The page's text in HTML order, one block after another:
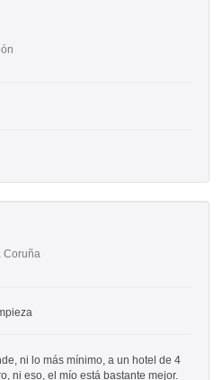
Coruña
ni lo más mínimo, a un hotel de 4
ni eso, el mío está bastante mejor.